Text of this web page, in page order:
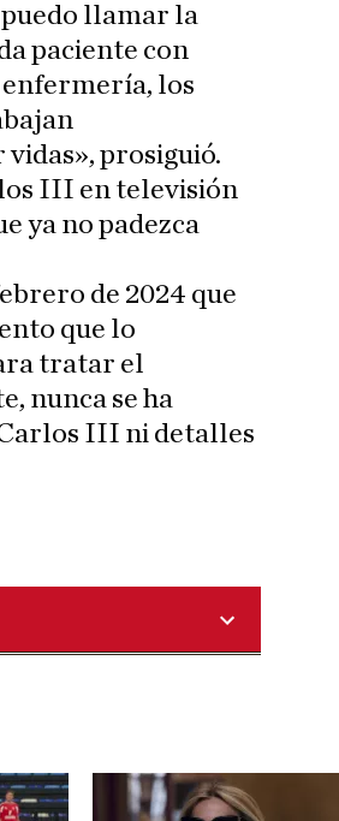
llamar la
paciente con
enfermería, los
prosiguió.
III en televisión
ya no padezca
de 2024 que
que lo
tratar el
nunca se ha
Carlos III ni detalles